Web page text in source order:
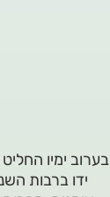
בערוב ימיו
ידו ברבות